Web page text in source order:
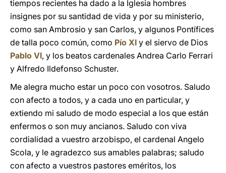
tiempos recientes ha dado a la Iglesia hombres
insignes por su santidad de vida y por su ministerio,
como san Ambrosio y san Carlos, y algunos Pontífices
de talla poco común, como Pío XI y el siervo de Dios
Pablo VI, y los beatos cardenales Andrea Carlo Ferrari
y Alfredo Ildefonso Schuster.
Me alegra mucho estar un poco con vosotros. Saludo
con afecto a todos, y a cada uno en particular, y
extiendo mi saludo de modo especial a los que están
enfermos o son muy ancianos. Saludo con viva
cordialidad a vuestro arzobispo, el cardenal Angelo
Scola, y le agradezco sus amables palabras; saludo
con afecto a vuestros pastores eméritos, los